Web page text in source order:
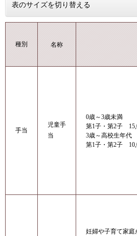
表のサイズを切り替える
種別 名称
手当
児童手
当
0歳～3歳未満
第1子・第2子
3歳～高校生年代
第1子・第2子
妊婦や子育て家庭